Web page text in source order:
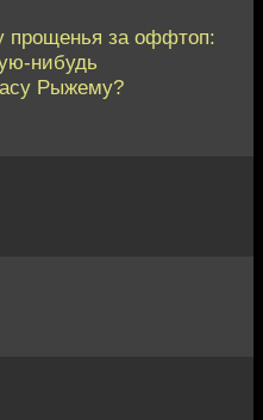
за оффтоп:
нибудь
Рыжему?